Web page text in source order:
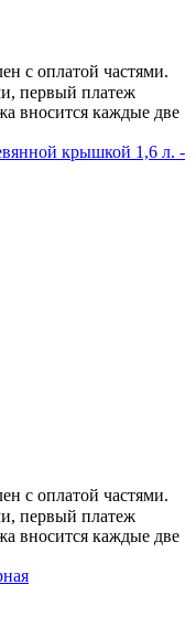
с оплатой частями.
первый платеж
вносится каждые две
крышкой 1,6 л. -
с оплатой частями.
первый платеж
вносится каждые две